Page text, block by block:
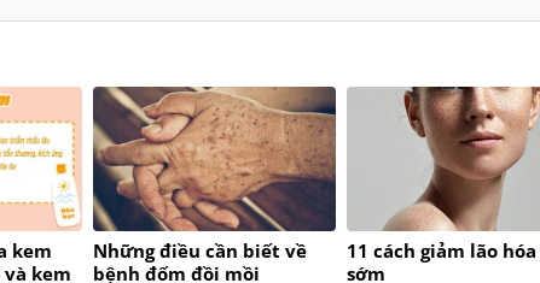
kem
kem
Những điều cần biết về
bệnh đốm đồi mồi
11 cách giảm lão
sớm